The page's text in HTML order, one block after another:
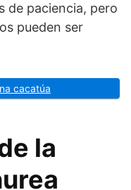
de paciencia, pero
pueden ser
cacatúa
la